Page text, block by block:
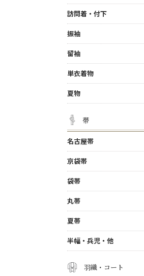
訪問着・付下
振袖
留袖
単衣着物
夏物
帯
名古屋帯
京袋帯
袋帯
丸帯
夏帯
半幅・兵児・他
羽織・コート